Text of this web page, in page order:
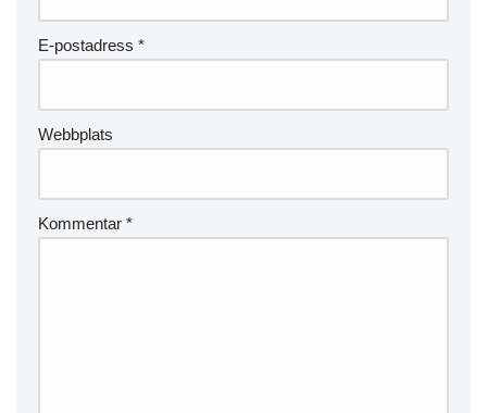
E-postadress *
Webbplats
Kommentar *